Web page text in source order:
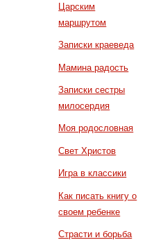
Царским
маршрутом
Записки краеведа
Мамина радость
Записки сестры
милосердия
Моя родословная
Свет Христов
Игра в классики
Как писать книгу о
своем ребенке
Страсти и борьба